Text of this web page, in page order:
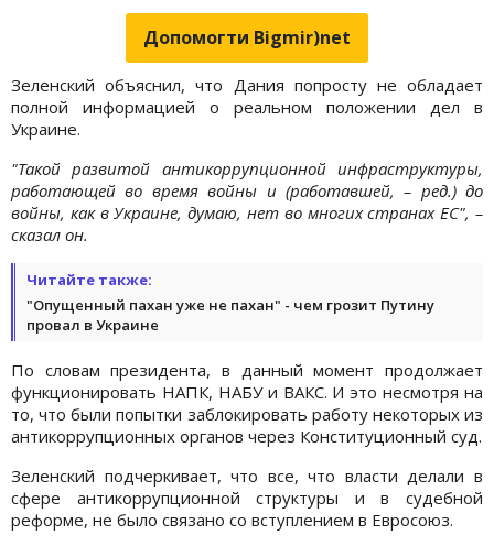
Допомогти Bigmir)net
Зеленский объяснил, что Дания попросту не обладает
полной информацией о реальном положении дел в
Украине.
"Такой развитой антикоррупционной инфраструктуры,
работающей во время войны и (работавшей, – ред.) до
войны, как в Украине, думаю, нет во многих странах ЕС", –
сказал он.
Читайте также:
"Опущенный пахан уже не пахан" - чем грозит Путину
провал в Украине
По словам президента, в данный момент продолжает
функционировать НАПК, НАБУ и ВАКС. И это несмотря на
то, что были попытки заблокировать работу некоторых из
антикоррупционных органов через Конституционный суд.
Зеленский подчеркивает, что все, что власти делали в
сфере антикоррупционной структуры и в судебной
реформе, не было связано со вступлением в Евросоюз.